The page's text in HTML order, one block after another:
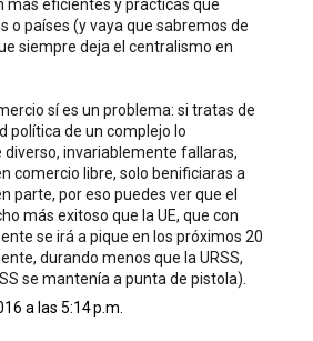
más eficientes y prácticas que
o países (y vaya que sabremos de
siempre deja el centralismo en
sí es un problema: si tratas de
política de un complejo lo
invariablemente fallaras,
comercio libre, solo benificiaras a
parte, por eso puedes ver que el
más exitoso que la UE, que con
se irá a pique en los próximos 20
durando menos que la URSS,
se mantenía a punta de pistola).
a las 5:14 p.m.